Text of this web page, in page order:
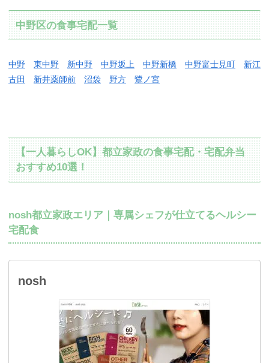
中野区の食事宅配一覧
中野 東中野 新中野 中野坂上 中野新橋 中野富士見町
新江
古田
新井薬師前 沼袋 野方 鷺ノ宮
【一人暮らしOK】都立家政の食事宅配・宅配弁当
おすすめ10選！
nosh都立家政エリア｜専属シェフが仕立てるヘルシー
宅配食
nosh